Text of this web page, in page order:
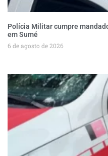
Polícia Militar cumpre
em Sumé
6 de agosto de 2026